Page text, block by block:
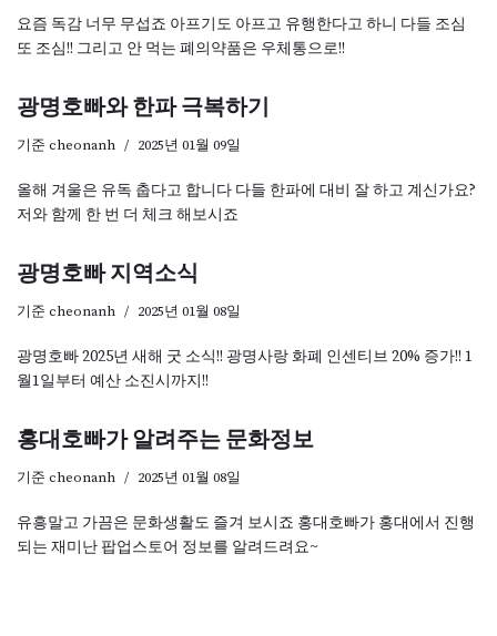
요즘 독감 너무 무섭죠 아프기도 아프고 유행한다고 하니 다들 조심
또 조심!! 그리고 안 먹는 폐의약품은 우체통으로!!
광명호빠와 한파 극복하기
기준 cheonanh 2025년 01월 09일
올해 겨울은 유독 춥다고 합니다 다들 한파에 대비 잘 하고 계신가요?
저와 함께 한 번 더 체크 해보시죠
광명호빠 지역소식
기준 cheonanh 2025년 01월 08일
광명호빠 2025년 새해 굿 소식!! 광명사랑 화폐 인센티브 20% 증가!! 1
월1일부터 예산 소진시까지!!
홍대호빠가 알려주는 문화정보
기준 cheonanh 2025년 01월 08일
유흥말고 가끔은 문화생활도 즐겨 보시죠 홍대호빠가 홍대에서 진행
되는 재미난 팝업스토어 정보를 알려드려요~